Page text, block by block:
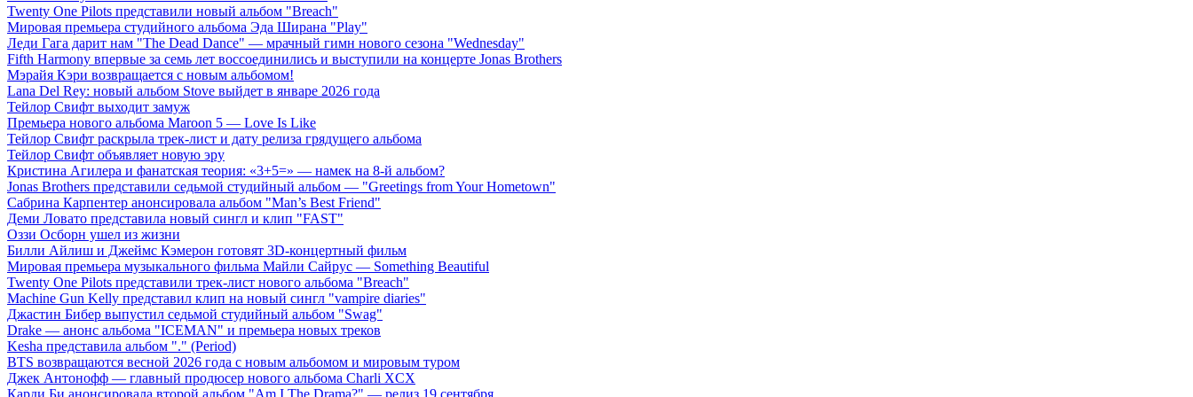
Twenty One Pilots представили новый альбом "Breach"
Мировая премьера студийного альбома Эда Ширана "Play"
Леди Гага дарит нам "The Dead Dance" — мрачный гимн нового сезона "Wednesday"
Fifth Harmony впервые за семь лет воссоединились и выступили на концерте Jonas Brothers
Мэрайя Кэри возвращается с новым альбомом!
Lana Del Rey: новый альбом Stove выйдет в январе 2026 года
Тейлор Свифт выходит замуж
Премьера нового альбома Maroon 5 — Love Is Like
Тейлор Свифт раскрыла трек-лист и дату релиза грядущего альбома
Тейлор Свифт объявляет новую эру
Кристина Агилера и фанатская теория: «3+5=» — намек на 8-й альбом?
Jonas Brothers представили седьмой студийный альбом — "Greetings from Your Hometown"
Сабрина Карпентер анонсировала альбом "Man’s Best Friend"
Деми Ловато представила новый сингл и клип "FAST"
Оззи Осборн ушел из жизни
Билли Айлиш и Джеймс Кэмерон готовят 3D-концертный фильм
Мировая премьера музыкального фильма Майли Сайрус — Something Beautiful
Twenty One Pilots представили трек-лист нового альбома "Breach"
Machine Gun Kelly представил клип на новый сингл "vampire diaries"
Джастин Бибер выпустил седьмой студийный альбом "Swag"
Drake — анонс альбома "ICEMAN" и премьера новых треков
Kesha представила альбом "." (Period)
BTS возвращаются весной 2026 года с новым альбомом и мировым туром
Джек Антонофф — главный продюсер нового альбома Charli XCX
Карди Би анонсировала второй альбом "Am I The Drama?" — релиз 19 сентября